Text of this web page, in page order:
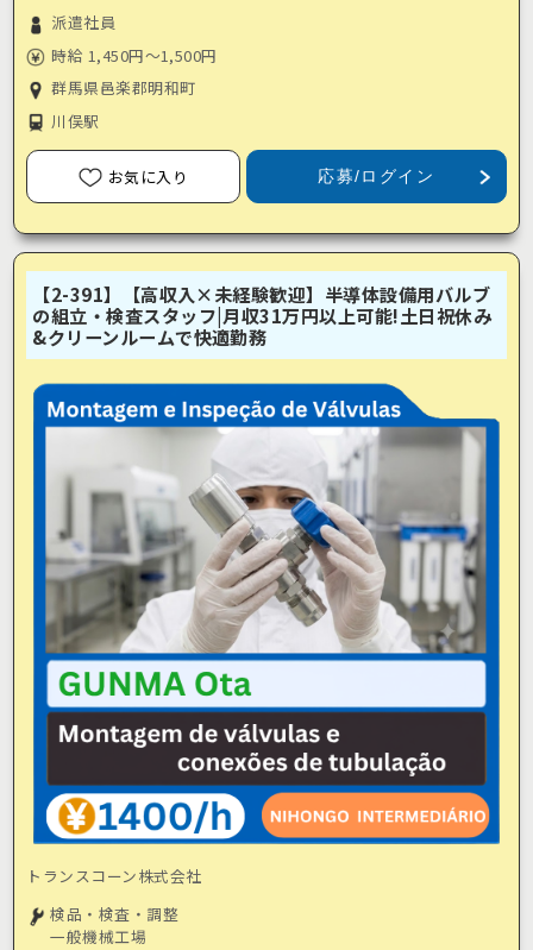
派遣社員
時給 1,450円～1,500円
群馬県邑楽郡明和町
川俣駅
お気に入り 応募/ログイン
【2-391】【高収入×未経験歓迎】半導体設備用バルブ
の組立・検査スタッフ|月収31万円以上可能!土日祝休み
&クリーンルームで快適勤務
トランスコーン株式会社
検品・検査・調整
一般機械工場